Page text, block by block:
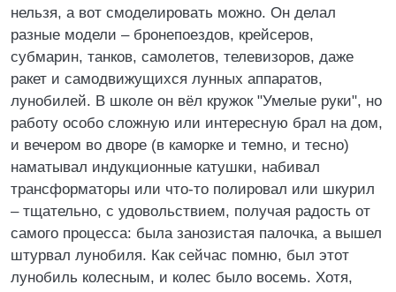
нельзя, а вот смоделировать можно. Он делал
разные модели – бронепоездов, крейсеров,
субмарин, танков, самолетов, телевизоров, даже
ракет и самодвижущихся лунных аппаратов,
лунобилей. В школе он вёл кружок "Умелые руки", но
работу особо сложную или интересную брал на дом,
и вечером во дворе (в каморке и темно, и тесно)
наматывал индукционные катушки, набивал
трансформаторы или что-то полировал или шкурил
– тщательно, с удовольствием, получая радость от
самого процесса: была занозистая палочка, а вышел
штурвал лунобиля. Как сейчас помню, был этот
лунобиль колесным, и колес было восемь. Хотя,